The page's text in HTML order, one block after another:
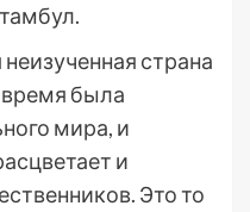
страна
время была
мира, и
и
Это то